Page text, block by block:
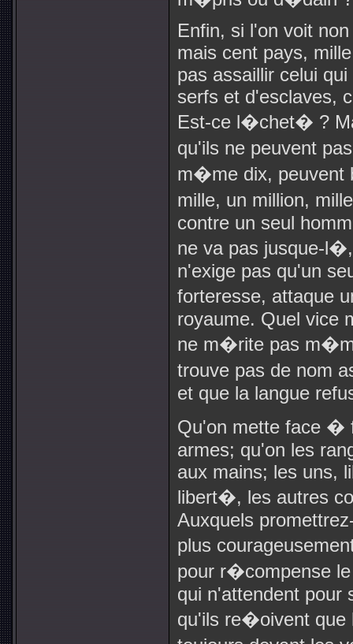
Enfin, si l'on voit
mais cent pays,
pas assaillir celui
serfs et d'esclaves,
Est-ce l�chet� ?
qu'ils ne peuvent
m�me dix, peuvent
mille, un million,
contre un seul
ne va pas jusque-
n'exige pas qu'un
forteresse, attaque
royaume. Quel vice
ne m�rite pas
trouve pas de nom
et que la langue
Qu'on mette face �
armes; qu'on les
aux mains; les uns,
libert�, les autres
Auxquels
plus
pour r�compense
qui n'attendent pour
qu'ils re�oivent que